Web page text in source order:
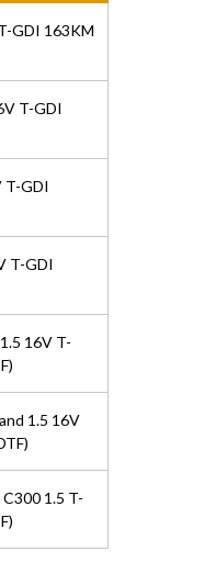
GDI 163KM
T-GDI
T-GDI
T-GDI
16V T-
1.5 16V
1.5 T-